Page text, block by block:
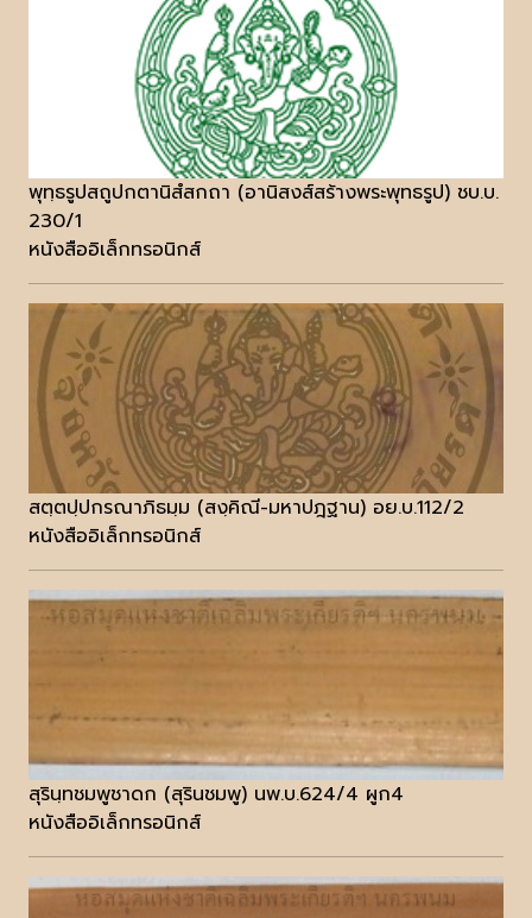
พุทฺธรูปสถูปกตานิสํสกถา (อานิสงส์สร้างพระพุทธรูป) ชบ.บ.
230/1
หนังสืออิเล็กทรอนิกส์
สตฺตปฺปกรณาภิธมฺม (สงฺคิณี-มหาปฎฐาน) อย.บ.112/2
หนังสืออิเล็กทรอนิกส์
สุรินฺทชมพูชาดก (สุรินชมพู) นพ.บ.624/4 ผูก4
หนังสืออิเล็กทรอนิกส์